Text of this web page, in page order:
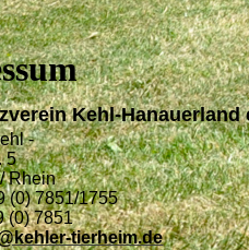
Kehl-Hanauerland
-
5
Rhein
(0) 7851/1755
(0) 7851
tierheim.de